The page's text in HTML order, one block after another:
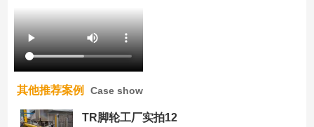
其他推荐案例 Case show
TR脚轮工厂实拍12